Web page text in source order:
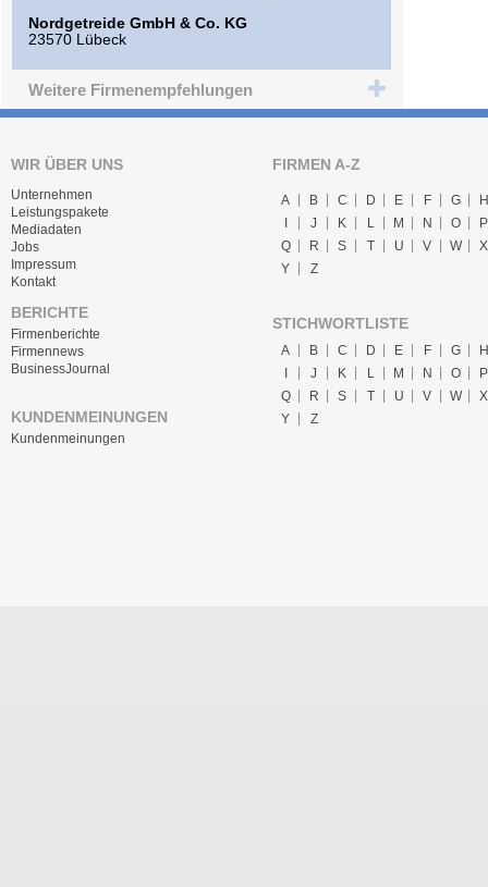
Nordgetreide GmbH & Co. KG
23570 Lübeck
Weitere Firmenempfehlungen
WIR ÜBER UNS
Unternehmen
Leistungspakete
Mediadaten
Jobs
Impressum
Kontakt
BERICHTE
Firmenberichte
Firmennews
BusinessJournal
KUNDENMEINUNGEN
Kundenmeinungen
FIRMEN A-Z
A B C D E F G
H
I
J K L M N O
P
Q
R S T U V W
X
Y
Z
STICHWORTLISTE
A B C D E F G
H
J K L M N O
P
Q
R S T U V W
X
Y
Z